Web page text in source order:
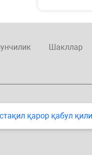
Шакллар
қарор қабул